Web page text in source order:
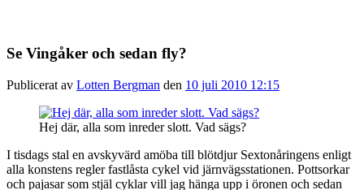
Se Vingåker och sedan fly?
Publicerat av Lotten Bergman den 10 juli 2010 12:15
Hej där, alla som inreder slott. Vad sägs?
I tisdags stal en avskyvärd amöba till blötdjur Sextonåringens enligt
alla konstens regler fastlåsta cykel vid järnvägsstationen. Pottsorkar
och pajasar som stjäl cyklar vill jag hänga upp i öronen och sedan